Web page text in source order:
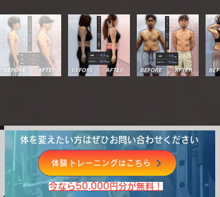
体験トレーニングはこちら
​今なら50,000円分が無料！
体を変えたい方はぜひお問い合わせください